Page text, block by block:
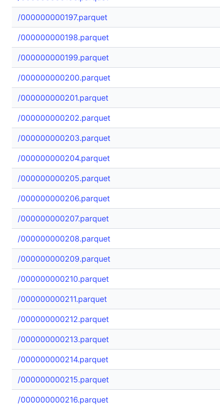
/000000000197.parquet
/000000000198.parquet
/000000000199.parquet
/000000000200.parquet
/000000000201.parquet
/000000000202.parquet
/000000000203.parquet
/000000000204.parquet
/000000000205.parquet
/000000000206.parquet
/000000000207.parquet
/000000000208.parquet
/000000000209.parquet
/000000000210.parquet
/000000000211.parquet
/000000000212.parquet
/000000000213.parquet
/000000000214.parquet
/000000000215.parquet
/000000000216.parquet